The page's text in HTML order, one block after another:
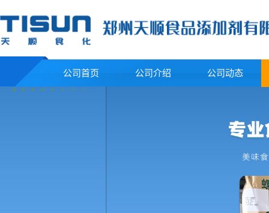
公司首页 公司介绍 公司动态